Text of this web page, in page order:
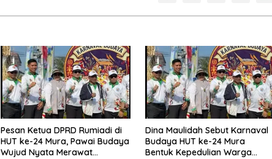
Pesan Ketua DPRD Rumiadi di
HUT ke-24 Mura, Pawai Budaya
Wujud Nyata Merawat
Dina Maulidah Sebut Karnaval
Budaya HUT ke-24 Mura
Bentuk Kepedulian Warga